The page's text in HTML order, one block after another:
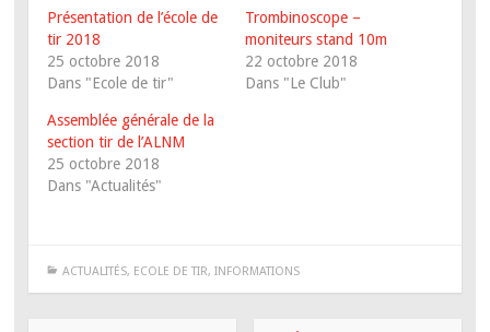
Présentation de l’école de
tir 2018
25 octobre 2018
Dans "Ecole de tir"
Trombinoscope –
moniteurs stand 10m
22 octobre 2018
Dans "Le Club"
Assemblée générale de la
section tir de l’ALNM
25 octobre 2018
Dans "Actualités"
ACTUALITÉS, ECOLE DE TIR, INFORMATIONS